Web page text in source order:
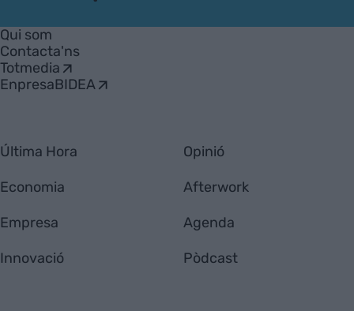
Empresa
Qui som
Contacta'ns
Totmedia
EnpresaBIDEA
Última Hora
Economia
Empresa
Innovació
Opinió
Afterwork
Agenda
Pòdcast